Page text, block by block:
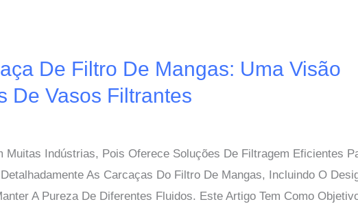
De Filtro De Mangas: Uma Visão
De Vasos Filtrantes
Muitas Indústrias, Pois Oferece Soluções De Filtragem Eficientes
As Carcaças Do Filtro De Mangas, Incluindo O
A Pureza De Diferentes Fluidos. Este Artigo Tem Como